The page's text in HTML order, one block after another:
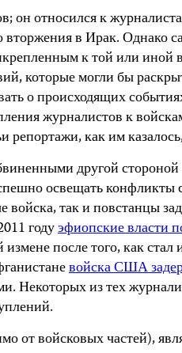
относился к
в Ирак. Однако
к той или
которые могли бы
о происходящих
журналистов к
как им
другой стороной
освещать конфликты
войска, так и повстанцы
годуэфиопские власти
после того, как стал
войска США
Некоторых из тех
от войсковых частей),